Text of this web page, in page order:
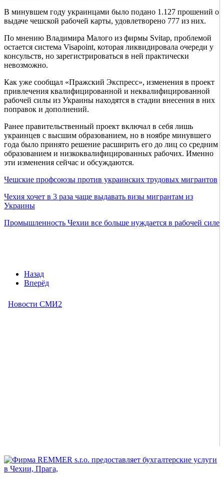
В минувшем году украинцами было подано 1.127 прошений о
выдаче чешской рабочей карты, удовлетворено 777 из них.
По мнению Владимира Малого из фирмы Svitap, проблемой
остается система Visapoint, которая ликвидировала очереди у
консульств, но зарегистрироваться в ней практически
невозможно.
Как уже сообщал «Пражский Экспресс», изменения в проект
привлечения квалифицированной и неквалифицированной
рабочей силы из Украины находятся в стадии внесения в них
поправок и дополнений.
Ранее правительственный проект включал в себя лишь
украинцев с высшим образованием, но в ноябре минувшего
года было принято решение расширить его до лиц со средним
образованием и низкоквалифицированных рабочих. Именно
эти изменения сейчас и обсуждаются.
Чешские профсоюзы против украинских трудовых мигрантов
Чехия хочет в 3 раза чаще выдавать визы мигрантам из
Украины
Промышленность Чехии все больше нуждается в рабочей силе
Назад
Вперёд